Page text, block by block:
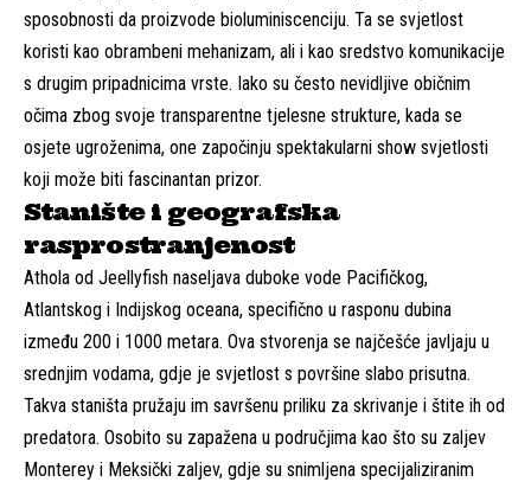
sposobnosti da proizvode bioluminiscenciju. Ta se svjetlost
koristi kao obrambeni mehanizam, ali i kao sredstvo komunikacije
s drugim pripadnicima vrste. Iako su često nevidljive običnim
očima zbog svoje transparentne tjelesne strukture, kada se
osjete ugroženima, one započinju spektakularni show svjetlosti
koji može biti fascinantan prizor.
Stanište i geografska
rasprostranjenost
Athola od Jeellyfish naseljava duboke vode Pacifičkog,
Atlantskog i Indijskog oceana, specifično u rasponu dubina
između 200 i 1000 metara. Ova stvorenja se najčešće javljaju u
srednjim vodama, gdje je svjetlost s površine slabo prisutna.
Takva staništa pružaju im savršenu priliku za skrivanje i štite ih od
predatora. Osobito su zapažena u područjima kao što su zaljev
Monterey i Meksički zaljev, gdje su snimljena specijaliziranim